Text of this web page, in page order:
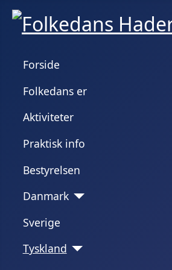
Forside
Folkedans er
Aktiviteter
Praktisk info
Bestyrelsen
Danmark
Sverige
Tyskland